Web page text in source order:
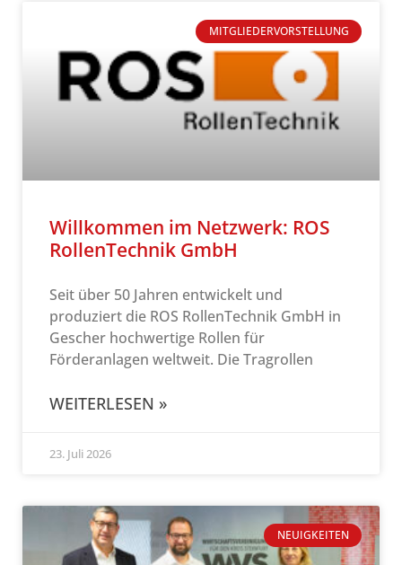
MITGLIEDERVORSTELLUNG
Willkommen im Netzwerk: ROS
RollenTechnik GmbH
Seit über 50 Jahren entwickelt und
produziert die ROS RollenTechnik GmbH in
Gescher hochwertige Rollen für
Förderanlagen weltweit. Die Tragrollen
WEITERLESEN »
23. Juli 2026
NEUIGKEITEN